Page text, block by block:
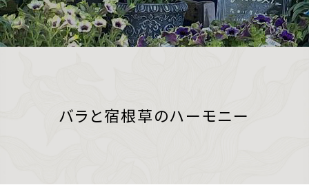
バラと宿根草のハーモニー